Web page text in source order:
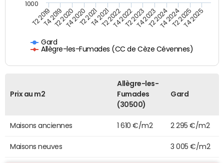
Gard
Allègre-les-Fumades (CC de Cèze Cévennes)
T2 2019T4 2019T2 2020T4 2020T2 2021T4 2021T2 2022T4 2022T2 2023T4 2023T2 2024T4 2024T2 2025T4 2025
1000
Prix au m2
Allègre-les-
Fumades
(30500)
Gard
Maisons anciennes 1 610 €/m2 2 295 €/m2
Maisons neuves 3 005 €/m2